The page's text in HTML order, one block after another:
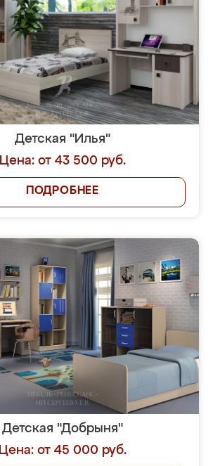
Детская "Илья"
Цена: от 43 500 руб.
ПОДРОБНЕЕ
Детская "Добрыня"
Цена: от 45 000 руб.